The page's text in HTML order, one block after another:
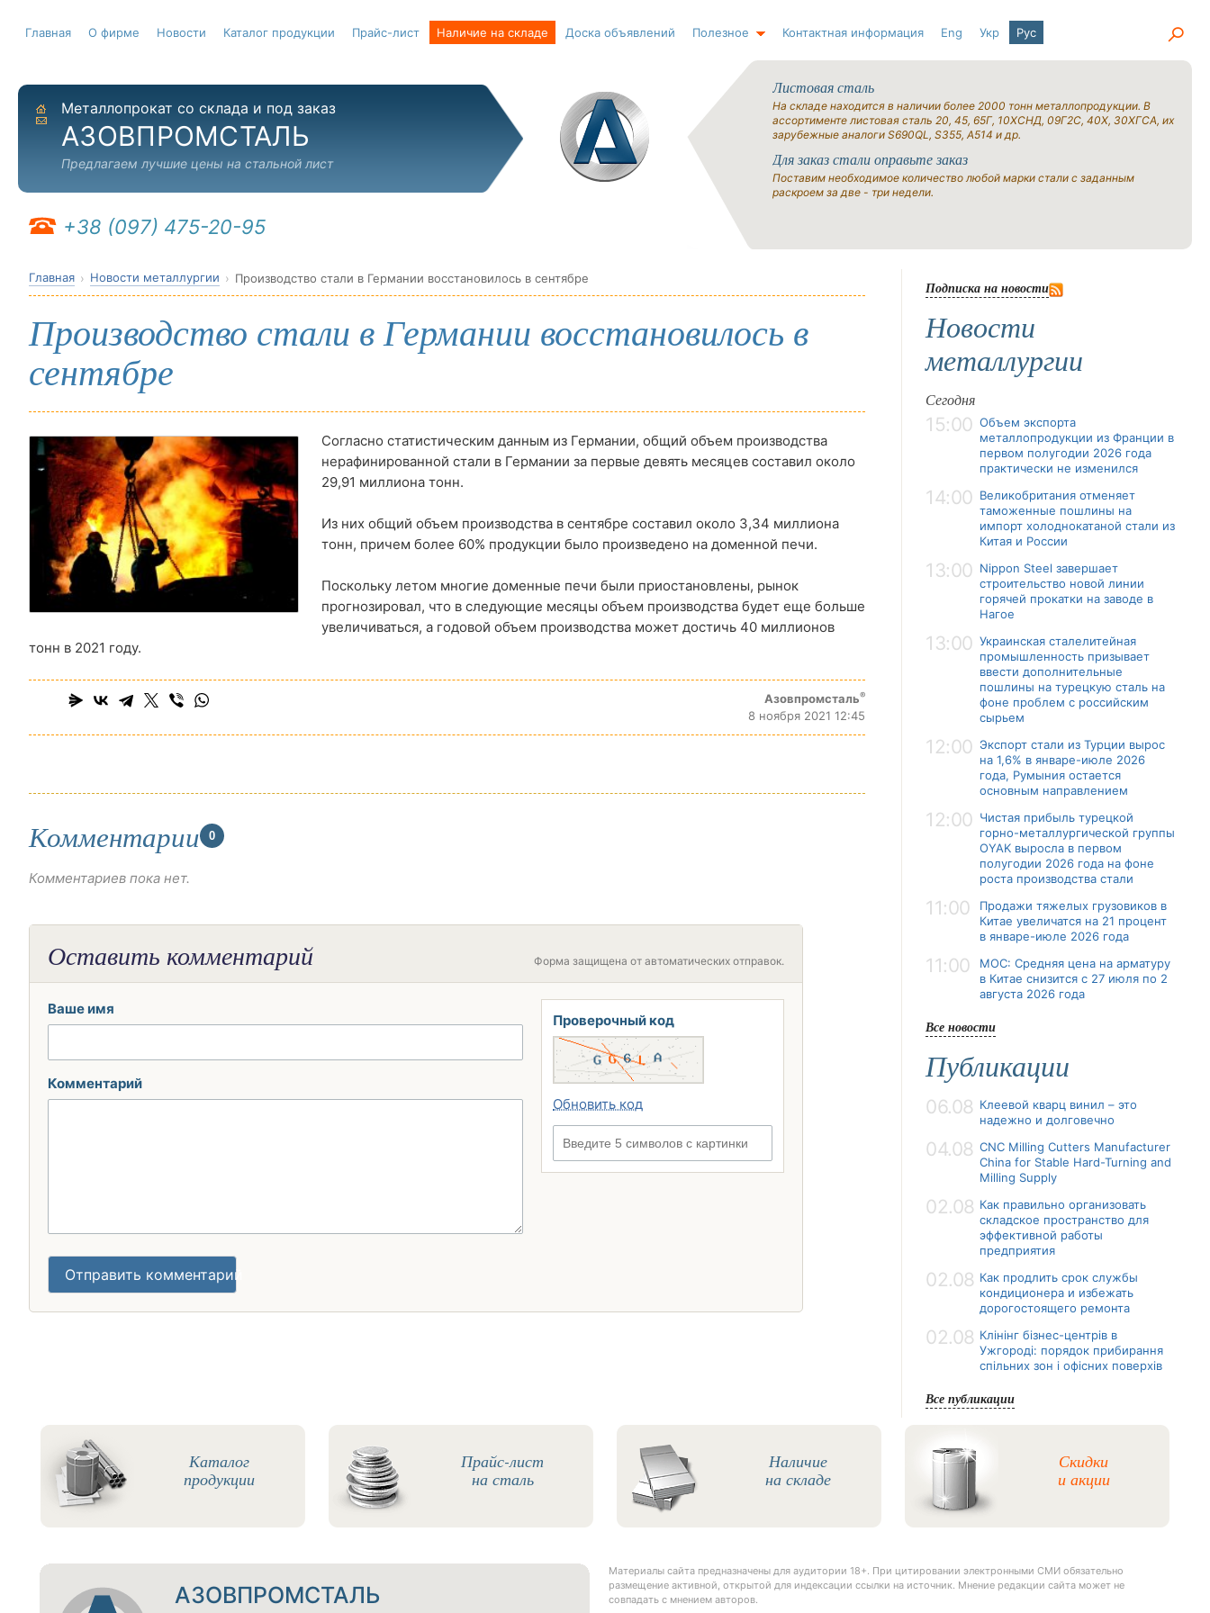
Главная О фирме Новости Каталог продукции Прайс-лист Наличие на складе Доска объявлений Полезное Контактная информация Eng Укр Рус
На главную
Отправить письмо
Металлопрокат со склада и под заказ
АЗОВПРОМСТАЛЬ
Предлагаем лучшие цены на стальной лист
+38 (097) 475-20-95
Листовая сталь
На складе находится в наличии более 2000 тонн металлопродукции. В
ассортименте листовая сталь 20, 45, 65Г, 10ХСНД, 09Г2С, 40Х, 30ХГСА, их
зарубежные аналоги S690QL, S355, A514 и др.
Для заказ стали оправьте заказ
Поставим необходимое количество любой марки стали с заданным
раскроем за две - три недели.
Главная Новости металлургии Производство стали в Германии восстановилось в сентябре
Производство стали в Германии восстановилось в
сентябре
Согласно статистическим данным из Германии, общий объем производства
нерафинированной стали в Германии за первые девять месяцев составил около
29,91 миллиона тонн.
Из них общий объем производства в сентябре составил около 3,34 миллиона
тонн, причем более 60% продукции было произведено на доменной печи.
Поскольку летом многие доменные печи были приостановлены, рынок
прогнозировал, что в следующие месяцы объем производства будет еще больше
увеличиваться, а годовой объем производства может достичь 40 миллионов
тонн в 2021 году.
Азовпромсталь®
8 ноября 2021 12:45
Комментарии 0
Комментариев пока нет.
Оставить комментарий Форма защищена от автоматических отправок.
Ваше имя
Комментарий
Проверочный код
Обновить код
Отправить комментарий
Подписка на новости
Новости
металлургии
Сегодня
15:00 Объем экспорта
металлопродукции из Франции в
первом полугодии 2026 года
практически не изменился
14:00 Великобритания отменяет
таможенные пошлины на
импорт холоднокатаной стали из
Китая и России
13:00 Nippon Steel завершает
строительство новой линии
горячей прокатки на заводе в
Нагое
13:00 Украинская сталелитейная
промышленность призывает
ввести дополнительные
пошлины на турецкую сталь на
фоне проблем с российским
сырьем
12:00 Экспорт стали из Турции вырос
на 1,6% в январе-июле 2026
года, Румыния остается
основным направлением
12:00 Чистая прибыль турецкой
горно-металлургической группы
OYAK выросла в первом
полугодии 2026 года на фоне
роста производства стали
11:00
Продажи тяжелых грузовиков в
Китае увеличатся на 21 процент
в январе-июле 2026 года
11:00
MOC: Средняя цена на арматуру
в Китае снизится с 27 июля по 2
августа 2026 года
Все новости
Публикации
06.08 Клеевой кварц винил – это
надежно и долговечно
04.08 CNC Milling Cutters Manufacturer
China for Stable Hard-Turning and
Milling Supply
02.08 Как правильно организовать
складское пространство для
эффективной работы
предприятия
02.08 Как продлить срок службы
кондиционера и избежать
дорогостоящего ремонта
02.08 Клінінг бізнес-центрів в
Ужгороді: порядок прибирання
спільних зон і офісних поверхів
Все публикации
Каталог
продукции
Прайс-лист
на сталь
Наличие
на складе
Скидки
и акции
АЗОВПРОМСТАЛЬ
Материалы сайта предназначены для аудитории 18+. При цитировании электронными СМИ обязательно
размещение активной, открытой для индексации ссылки на источник. Мнение редакции сайта может не
совпадать с мнением авторов.